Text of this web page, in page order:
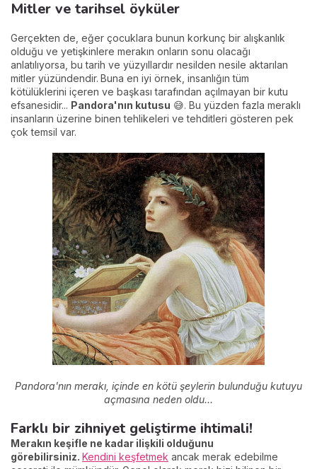
Mitler ve tarihsel öyküler
Gerçekten de, eğer çocuklara bunun korkunç bir alışkanlık
olduğu ve yetişkinlere merakın onların sonu olacağı
anlatılıyorsa, bu tarih ve yüzyıllardır nesilden nesile aktarılan
mitler yüzündendir. Buna en iyi örnek, insanlığın tüm
kötülüklerini içeren ve başkası tarafından açılmayan bir kutu
efsanesidir... Pandora'nın kutusu 😅. Bu yüzden fazla meraklı
insanların üzerine binen tehlikeleri ve tehditleri gösteren pek
çok temsil var.
Pandora'nın merakı, içinde en kötü şeylerin bulunduğu kutuyu
açmasına neden oldu...
Farklı bir zihniyet geliştirme ihtimali!
Merakın keşifle ne kadar ilişkili olduğunu
görebilirsiniz. Kendini keşfetmek ancak merak edebilme